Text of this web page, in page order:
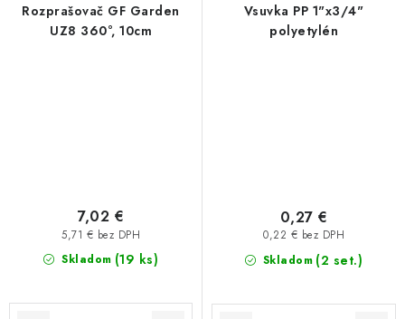
Rozprašovač GF Garden
UZ8 360°, 10cm
Skladom (19 ks)
5,71 € bez DPH
7,02 €
Vsuvka PP 1"x3/4"
polyetylén
Skladom (2 set.)
0,22 € bez DPH
0,27 €